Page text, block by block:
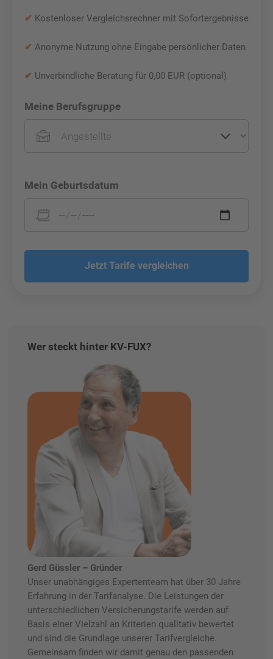
✔ Kostenloser Vergleichsrechner mit Sofortergebnisse
✔ Anonyme Nutzung ohne Eingabe persönlicher Daten
✔ Unverbindliche Beratung für 0,00 EUR (optional)
Meine Berufsgruppe
Mein Geburtsdatum
Jetzt Tarife vergleichen
Wer steckt hinter KV-FUX?
Gerd Güssler – Gründer
Unser unabhängiges Expertenteam hat über 30 Jahre
Erfahrung in der Tarifanalyse. Die Leistungen der
unterschiedlichen Versicherungstarife werden auf
Basis einer Vielzahl an Kriterien qualitativ bewertet
und sind die Grundlage unserer Tarifvergleiche.
Gemeinsam finden wir damit genau den passenden